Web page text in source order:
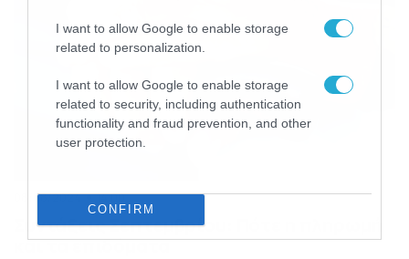
I want to allow Google to enable storage
related to personalization.
I want to allow Google to enable storage
related to security, including authentication
functionality and fraud prevention, and other
user protection.
CONFIRM
08/08/2024 14:00
Συντάξεις Σεπτεμβρίου: Πότε η πληρωμή
και τα επιδόματα